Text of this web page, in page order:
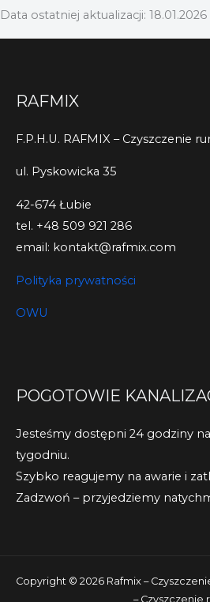
Data ostatniej aktualizacji: 18.01.2026
RAFMIX
F.P.H.U. RAFMIX – Czyszczenie
ul. Pyskowicka 35
42-674 Łubie
tel. +48 509 921 286
email: kontakt@rafmix.com
Polityka prywatności
OWU
POGOTOWIE
Jesteśmy dostępni 24 godziny
tygodniu.
Szybko reagujemy na awarie i
Zadzwoń – przyjedziemy
Copyright © 2026 Rafmix –
– Czyszczenie